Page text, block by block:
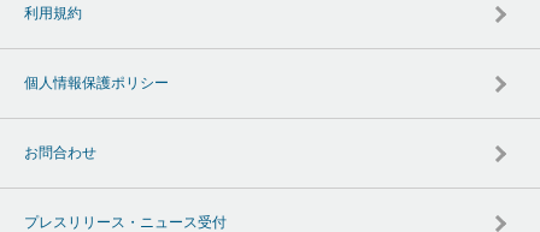
利用規約
個人情報保護ポリシー
お問合わせ
プレスリリース・ニュース受付